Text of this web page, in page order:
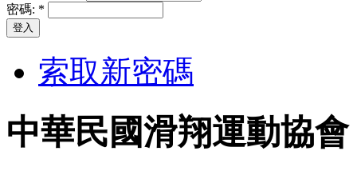
密碼: *
索取新密碼
中華民國滑翔運動協會